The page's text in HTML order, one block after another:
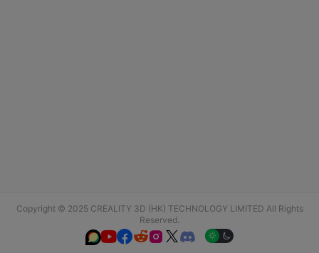
Copyright © 2025 CREALITY 3D (HK) TECHNOLOGY LIMITED All Rights
Reserved.
  